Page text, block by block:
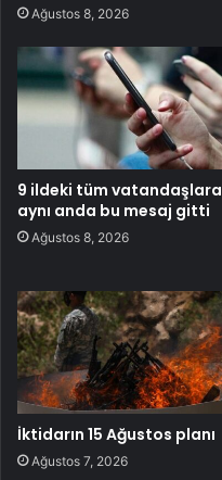
Ağustos 8, 2026
9 ildeki tüm vatandaşlara
aynı anda bu mesaj gitti
Ağustos 8, 2026
İktidarın 15 Ağustos planı
Ağustos 7, 2026